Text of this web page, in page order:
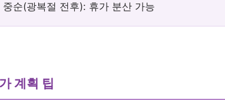
중순(광복절 전후): 휴가 분산 가능
계획 팁